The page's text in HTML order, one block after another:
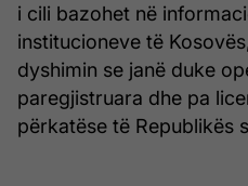
i cili bazohet në
institucioneve të
dyshimin se janë duke
paregjistruara dhe pa
përkatëse të Republikës